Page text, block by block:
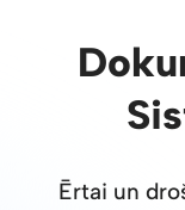
Ērtai un